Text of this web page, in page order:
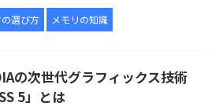
選び方 メモリの知識
の次世代グラフィックス技術
5」とは